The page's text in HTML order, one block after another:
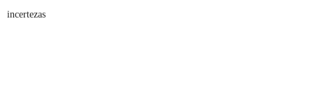
incertezas